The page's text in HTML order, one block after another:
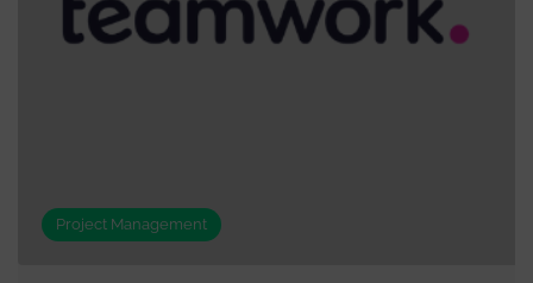
Project Management